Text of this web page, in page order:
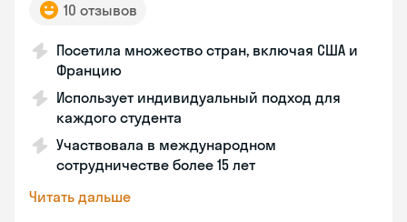
10 отзывов
Посетила множество стран, включая США и
Францию
Использует индивидуальный подход для
каждого студента
Участвовала в международном
сотрудничестве более 15 лет
Читать дальше